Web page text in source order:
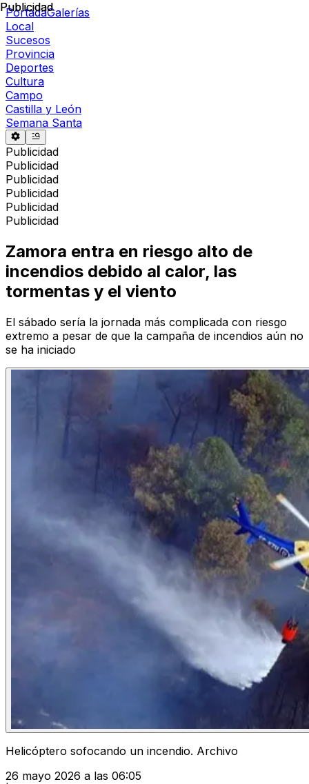
PortadaGalerías
Local
Sucesos
Provincia
Deportes
Cultura
Campo
Castilla y León
Semana Santa
Publicidad
Publicidad
Publicidad
Publicidad
Publicidad
Publicidad
Publicidad
Zamora entra en riesgo alto de
incendios debido al calor, las
tormentas y el viento
El sábado sería la jornada más complicada con riesgo
extremo a pesar de que la campaña de incendios aún no
se ha iniciado
Helicóptero sofocando un incendio. Archivo
26 mayo 2026 a las 06:05
Publicidad